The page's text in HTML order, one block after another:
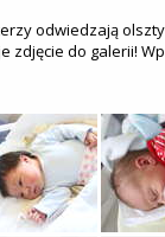
odwiedzają
zdjęcie do galerii!